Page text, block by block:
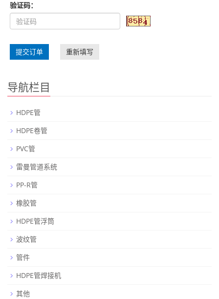
验证码：
提交订单 重新填写
导航栏目
HDPE管
HDPE卷管
PVC管
雷曼管道系统
PP-R管
橡胶管
HDPE管浮筒
波纹管
管件
HDPE管焊接机
其他